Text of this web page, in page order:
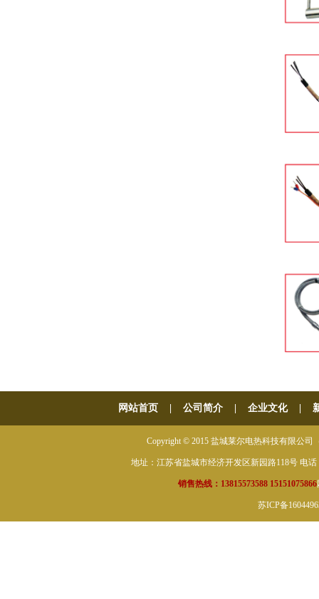
网站首页| 公司简介| 企业文化|
Copyright © 2015 盐城莱尔电热科技有限公司
地址：江苏省盐城市经济开发区新园路118号 电话
销售热线：13815573588 15151075866
苏ICP备